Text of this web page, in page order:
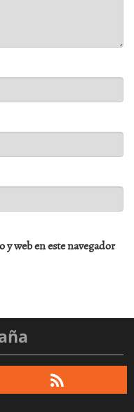
web en este navegador